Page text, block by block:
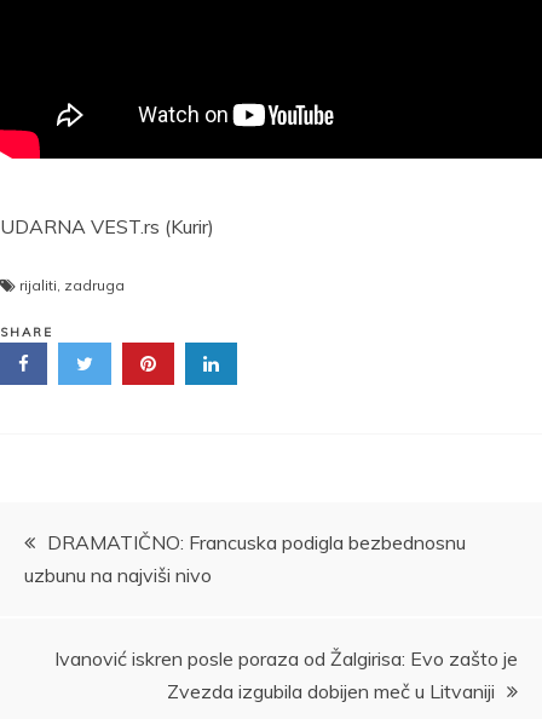
UDARNA VEST.rs (Kurir)
rijaliti, zadruga
SHARE
Kretanje
DRAMATIČNO: Francuska podigla bezbednosnu
uzbunu na najviši nivo
Ivanović iskren posle poraza od Žalgirisa: Evo zašto je
Zvezda izgubila dobijen meč u Litvaniji